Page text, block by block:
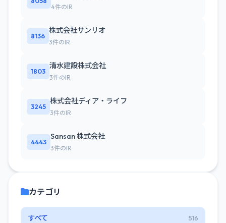
4件のIR
8136
株式会社サンリオ
3件のIR
1803
清水建設株式会社
3件のIR
3245
株式会社ディア・ライフ
3件のIR
4443
Sansan 株式会社
3件のIR
カテゴリ
すべて 516